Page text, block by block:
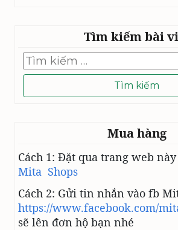
Tìm kiếm bài
Tìm
kiếm
cho:
Mua hàng
Cách 1: Đặt qua trang web này
Mita Shops
Cách 2: Gửi tin nhắn vào fb
https://www.facebook.com/
sẽ lên đơn hộ bạn nhé